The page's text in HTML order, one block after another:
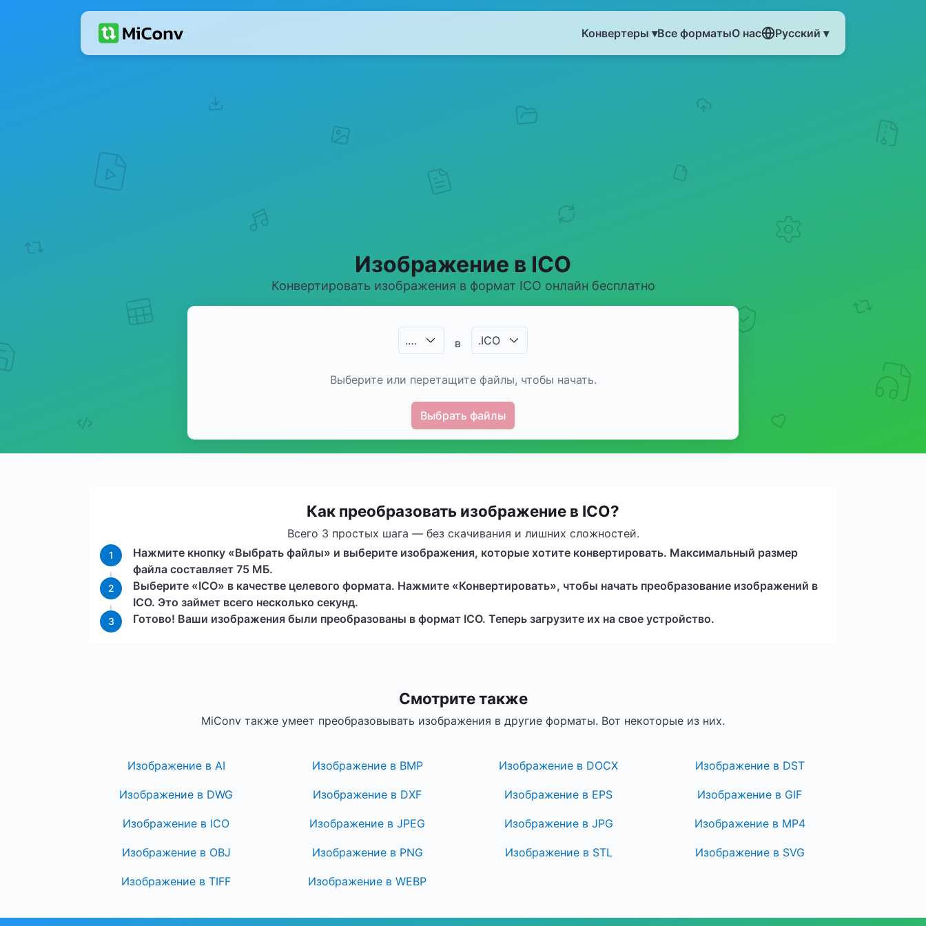
Конвертеры ▾Все форматыО нас Русский ▾
Изображение в ICO
Конвертировать изображения в формат ICO онлайн бесплатно
.… в .ICO
Выберите или перетащите файлы, чтобы начать.
Выбрать файлы
Как преобразовать изображение в ICO?
Всего 3 простых шага — без скачивания и лишних сложностей.
1
Нажмите кнопку «Выбрать файлы» и выберите изображения, которые хотите конвертировать. Максимальный размер
файла составляет 75 МБ.
2
Выберите «ICO» в качестве целевого формата. Нажмите «Конвертировать», чтобы начать преобразование изображений в
ICO. Это займет всего несколько секунд.
3 Готово! Ваши изображения были преобразованы в формат ICO. Теперь загрузите их на свое устройство.
Смотрите также
MiConv также умеет преобразовывать изображения в другие форматы. Вот некоторые из них.
Изображение в AI Изображение в BMP Изображение в DOCX Изображение в DST
Изображение в DWG Изображение в DXF Изображение в EPS Изображение в GIF
Изображение в ICO Изображение в JPEG Изображение в JPG Изображение в MP4
Изображение в OBJ Изображение в PNG Изображение в STL Изображение в SVG
Изображение в TIFF Изображение в WEBP